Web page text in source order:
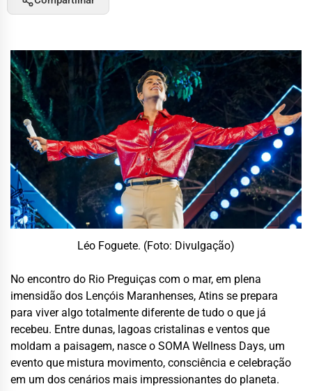
Léo Foguete. (Foto: Divulgação)
No encontro do Rio Preguiças com o mar, em plena
imensidão dos Lençóis Maranhenses, Atins se prepara
para viver algo totalmente diferente de tudo o que já
recebeu. Entre dunas, lagoas cristalinas e ventos que
moldam a paisagem, nasce o SOMA Wellness Days, um
evento que mistura movimento, consciência e celebração
em um dos cenários mais impressionantes do planeta.